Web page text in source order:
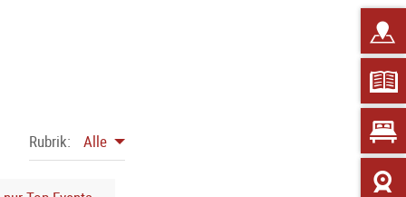
Rubrik: Alle